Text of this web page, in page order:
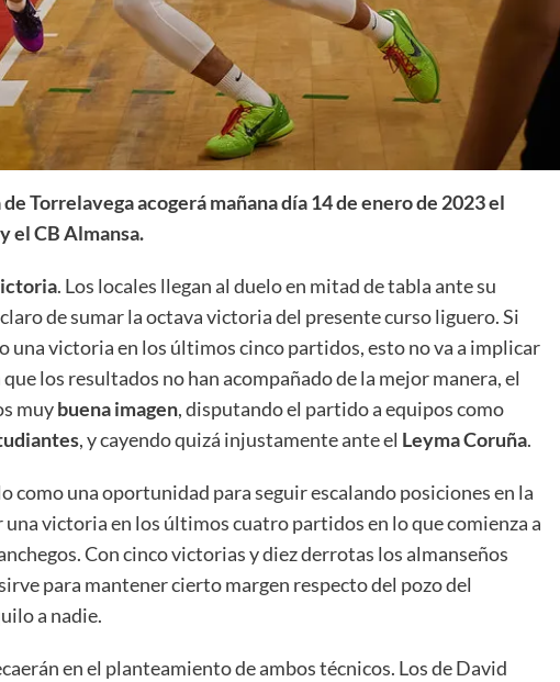
Torrelavega acogerá mañana día 14 de enero de 2023 el
el CB Almansa.
. Los locales llegan al duelo en mitad de tabla ante su
de sumar la octava victoria del presente curso liguero. Si
una victoria en los últimos cinco partidos, esto no va a implicar
los resultados no han acompañado de la mejor manera, el
muybuena imagen, disputando el partido a equipos como
, y cayendo quizá injustamente ante el Leyma Coruña.
como una oportunidad para seguir escalando posiciones en la
victoria en los últimos cuatro partidos en lo que comienza a
Con cinco victorias y diez derrotas los almanseños
para mantener cierto margen respecto del pozo del
a nadie.
en el planteamiento de ambos técnicos. Los de David
La entrevista bTactic
mayo 7, 2026
0
Nos hacemos mayores. Vamos creciendo. Tanto así
que el próximo 20 de mayo celebramos nuestro
cuarto cumpleaños. Y todo crecimiento conlleva
sus cambios. Cambio que...